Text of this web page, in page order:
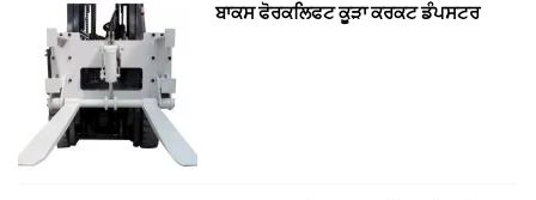
ਬਾਕਸ ਫੋਰਕਲਿਫਟ ਕੂੜਾ ਕਰਕਟ ਡੰਪਸਟਰ